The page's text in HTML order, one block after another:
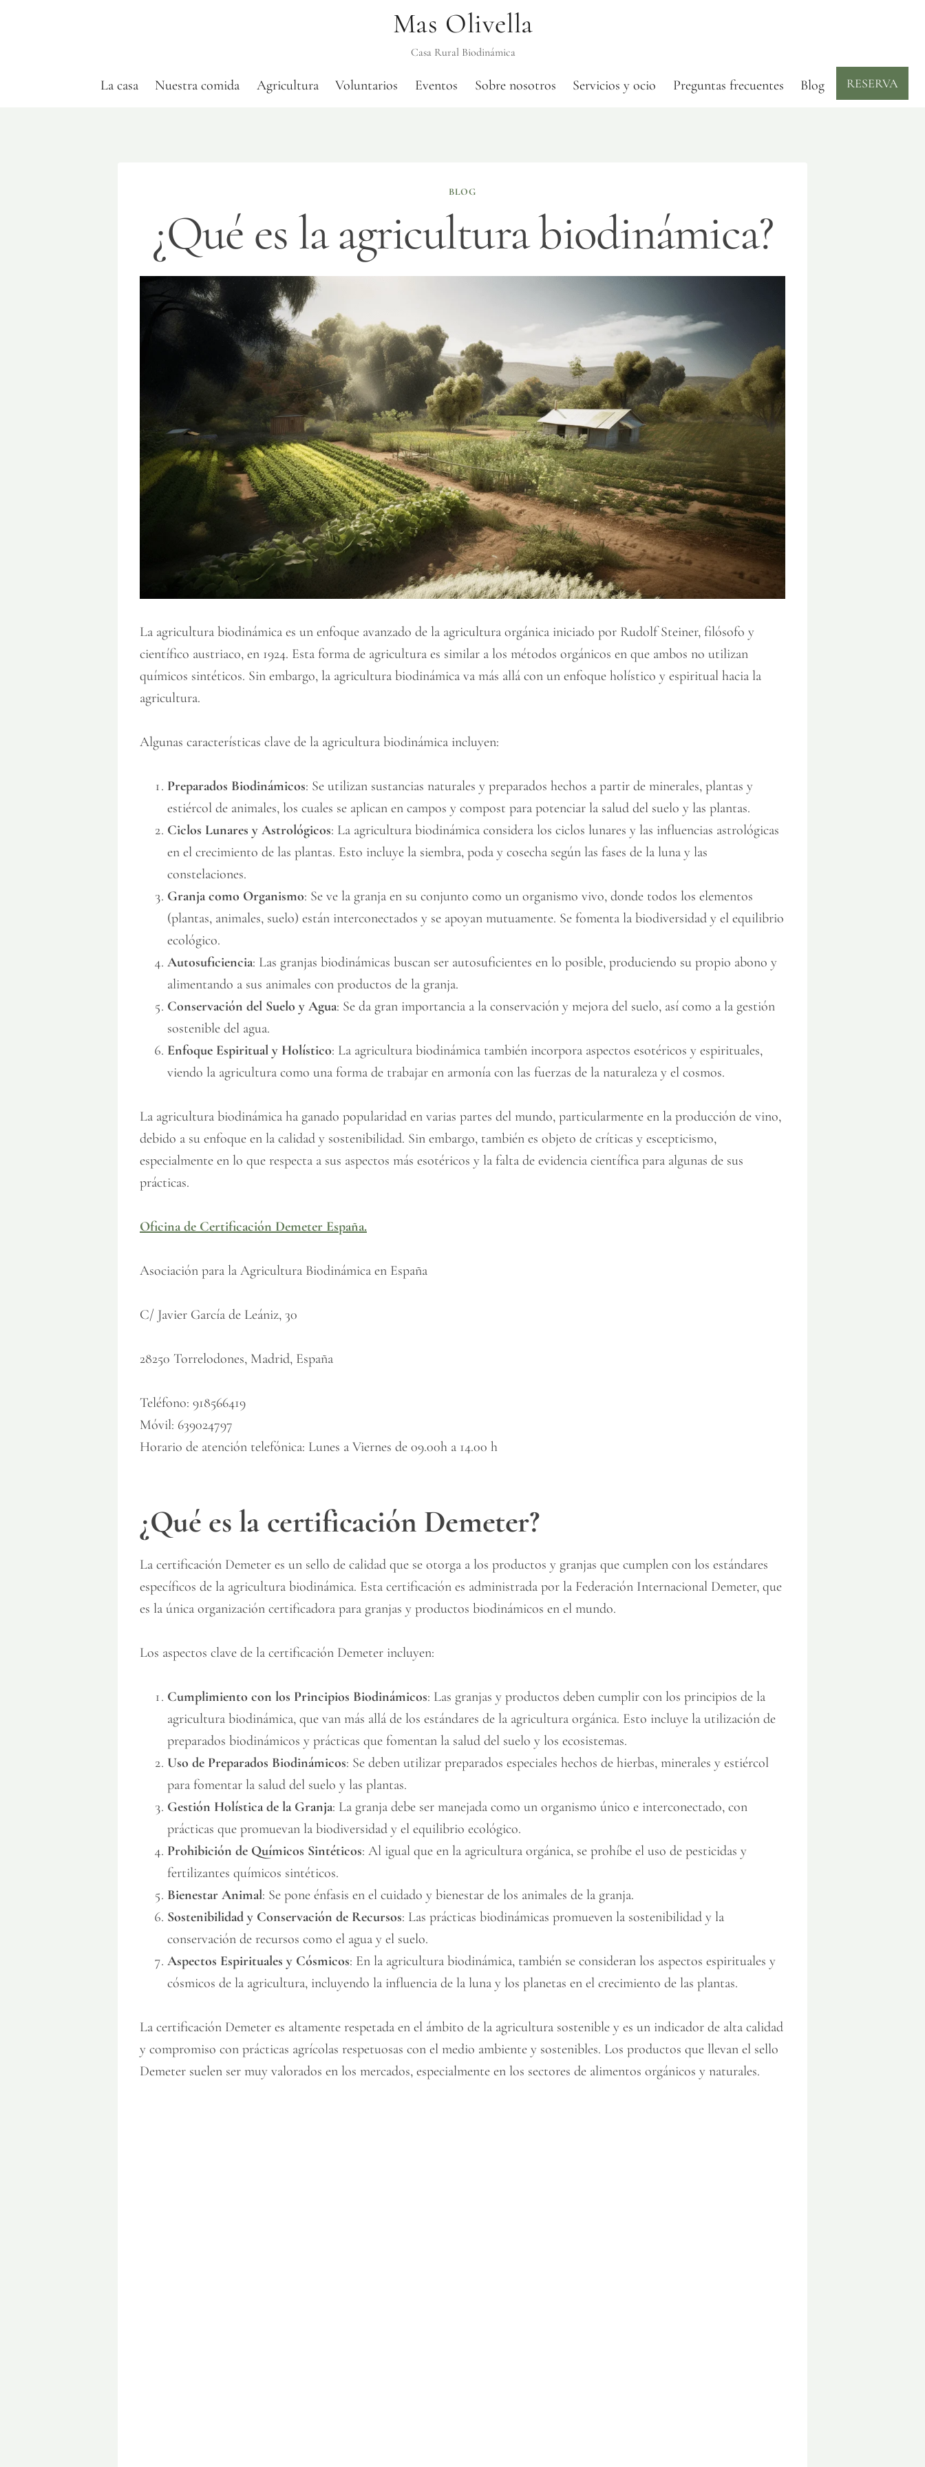
Mas Olivella
Casa Rural Biodinámica
La casa Nuestra comida Agricultura Voluntarios Eventos Sobre nosotros Servicios y ocio Preguntas frecuentes Blog RESERVA
BLOG
¿Qué es la agricultura biodinámica?
La agricultura biodinámica es un enfoque avanzado de la agricultura orgánica iniciado por Rudolf Steiner, filósofo y
científico austriaco, en 1924. Esta forma de agricultura es similar a los métodos orgánicos en que ambos no utilizan
químicos sintéticos. Sin embargo, la agricultura biodinámica va más allá con un enfoque holístico y espiritual hacia la
agricultura.
Algunas características clave de la agricultura biodinámica incluyen:
Preparados Biodinámicos: Se utilizan sustancias naturales y preparados hechos a partir de minerales, plantas y
estiércol de animales, los cuales se aplican en campos y compost para potenciar la salud del suelo y las plantas.
Ciclos Lunares y Astrológicos: La agricultura biodinámica considera los ciclos lunares y las influencias astrológicas
en el crecimiento de las plantas. Esto incluye la siembra, poda y cosecha según las fases de la luna y las
constelaciones.
Granja como Organismo: Se ve la granja en su conjunto como un organismo vivo, donde todos los elementos
(plantas, animales, suelo) están interconectados y se apoyan mutuamente. Se fomenta la biodiversidad y el equilibrio
ecológico.
Autosuficiencia: Las granjas biodinámicas buscan ser autosuficientes en lo posible, produciendo su propio abono y
alimentando a sus animales con productos de la granja.
Conservación del Suelo y Agua: Se da gran importancia a la conservación y mejora del suelo, así como a la gestión
sostenible del agua.
Enfoque Espiritual y Holístico: La agricultura biodinámica también incorpora aspectos esotéricos y espirituales,
viendo la agricultura como una forma de trabajar en armonía con las fuerzas de la naturaleza y el cosmos.
La agricultura biodinámica ha ganado popularidad en varias partes del mundo, particularmente en la producción de vino,
debido a su enfoque en la calidad y sostenibilidad. Sin embargo, también es objeto de críticas y escepticismo,
especialmente en lo que respecta a sus aspectos más esotéricos y la falta de evidencia científica para algunas de sus
prácticas.
Oficina de Certificación Demeter España.
Asociación para la Agricultura Biodinámica en España
C/ Javier García de Leániz, 30
28250 Torrelodones, Madrid, España
Teléfono: 918566419
Móvil: 639024797
Horario de atención telefónica: Lunes a Viernes de 09.00h a 14.00 h
¿Qué es la certificación Demeter?
La certificación Demeter es un sello de calidad que se otorga a los productos y granjas que cumplen con los estándares
específicos de la agricultura biodinámica. Esta certificación es administrada por la Federación Internacional Demeter, que
es la única organización certificadora para granjas y productos biodinámicos en el mundo.
Los aspectos clave de la certificación Demeter incluyen:
Cumplimiento con los Principios Biodinámicos: Las granjas y productos deben cumplir con los principios de la
agricultura biodinámica, que van más allá de los estándares de la agricultura orgánica. Esto incluye la utilización de
preparados biodinámicos y prácticas que fomentan la salud del suelo y los ecosistemas.
Uso de Preparados Biodinámicos: Se deben utilizar preparados especiales hechos de hierbas, minerales y estiércol
para fomentar la salud del suelo y las plantas.
Gestión Holística de la Granja: La granja debe ser manejada como un organismo único e interconectado, con
prácticas que promuevan la biodiversidad y el equilibrio ecológico.
Prohibición de Químicos Sintéticos: Al igual que en la agricultura orgánica, se prohíbe el uso de pesticidas y
fertilizantes químicos sintéticos.
Bienestar Animal: Se pone énfasis en el cuidado y bienestar de los animales de la granja.
Sostenibilidad y Conservación de Recursos: Las prácticas biodinámicas promueven la sostenibilidad y la
conservación de recursos como el agua y el suelo.
Aspectos Espirituales y Cósmicos: En la agricultura biodinámica, también se consideran los aspectos espirituales y
cósmicos de la agricultura, incluyendo la influencia de la luna y los planetas en el crecimiento de las plantas.
La certificación Demeter es altamente respetada en el ámbito de la agricultura sostenible y es un indicador de alta calidad
y compromiso con prácticas agrícolas respetuosas con el medio ambiente y sostenibles. Los productos que llevan el sello
Demeter suelen ser muy valorados en los mercados, especialmente en los sectores de alimentos orgánicos y naturales.